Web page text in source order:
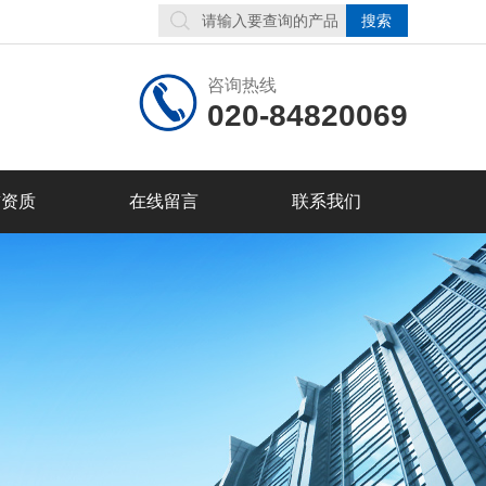
咨询热线
020-84820069
质 在线留言 联系我们